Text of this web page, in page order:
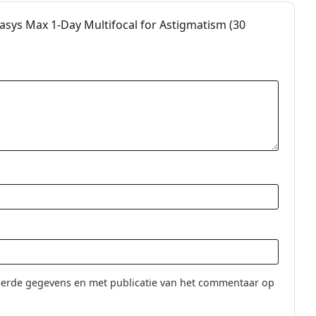
draagregime.
15 ml.
voor gebruik.
Max 1-Day Multifocal for Astigmatism (30
gegevens en met publicatie van het commentaar op